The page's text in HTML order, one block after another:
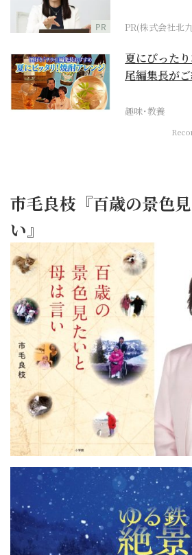
PR PR(株式会社北
夏にぴった
尾編集長が
趣味･教養
市毛良枝『百歳の景色
い』